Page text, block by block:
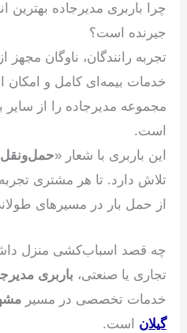
چرا باربری مدیرجاده
جیرنده است؟
تجربه رانندگان، ناوگان مجهز
خدمات بیمه‌ای کامل و امکان
مجموعه مدیرجاده را از سایر
است.
این باربری با شعار «حمل‌ونقل
تلاش دارد. تا هر مشتری
از حمل بار در مسیرهای
چه قصد اسباب‌کشی منزل
تجاری یا صنعتی، باربری
خدمات تخصصی در مسیر
گیلان است.